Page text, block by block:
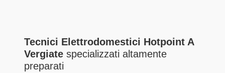
Tecnici Elettrodomestici Hotpoint A
Vergiate specializzati altamente
preparati